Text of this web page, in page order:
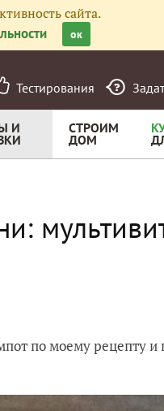
сайта.
ок
Тестирования
И СТРОИМ
ДОМ
по моему рецепту и